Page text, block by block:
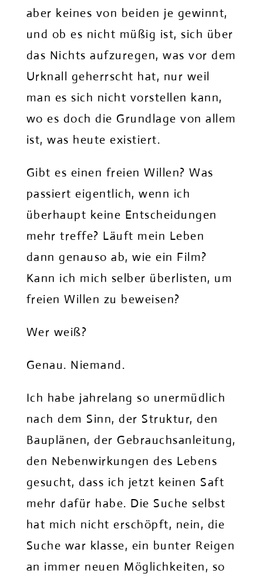
aber keines von beiden je gewinnt,
und ob es nicht müßig ist, sich über
das Nichts aufzuregen, was vor dem
Urknall geherrscht hat, nur weil
man es sich nicht vorstellen kann,
wo es doch die Grundlage von allem
ist, was heute existiert.
Gibt es einen freien Willen? Was
passiert eigentlich, wenn ich
überhaupt keine Entscheidungen
mehr treffe? Läuft mein Leben
dann genauso ab, wie ein Film?
Kann ich mich selber überlisten, um
freien Willen zu beweisen?
Wer weiß?
Genau. Niemand.
Ich habe jahrelang so unermüdlich
nach dem Sinn, der Struktur, den
Bauplänen, der Gebrauchsanleitung,
den Nebenwirkungen des Lebens
gesucht, dass ich jetzt keinen Saft
mehr dafür habe. Die Suche selbst
hat mich nicht erschöpft, nein, die
Suche war klasse, ein bunter Reigen
an immer neuen Möglichkeiten, so